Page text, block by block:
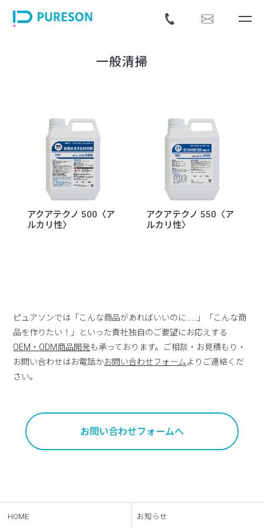
一般清掃
アクアテクノ 500〈ア
ルカリ性〉
アクアテクノ 550〈ア
ルカリ性〉
ピュアソンでは「こんな商品があればいいのに……」「こんな商
品を作りたい！」といった貴社独自のご要望にお応えする
OEM・ODM商品開発も承っております。ご相談・お見積もり・
お問い合わせはお電話かお問い合わせフォームよりご連絡くだ
さい。
お問い合わせフォームへ
HOME お知らせ